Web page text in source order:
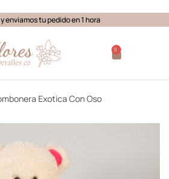
enviamos tu pedido en 1 hora
0
Exotica Con Oso